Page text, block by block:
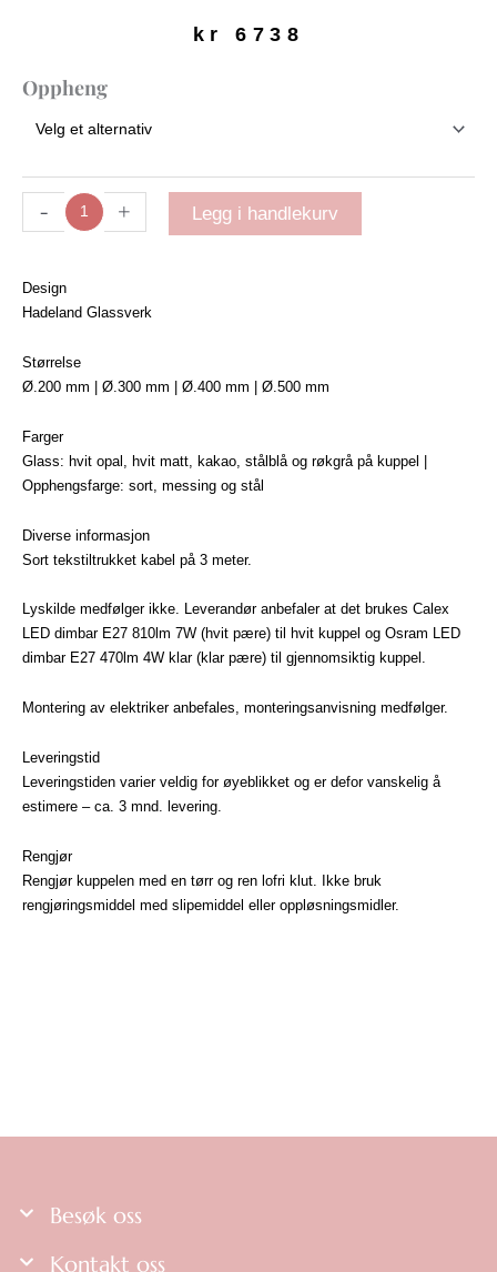
kr 6738
Oppheng
-
Arkivlampe
mm
Røkgrå
antall
+ Legg i handlekurv
Design
Hadeland Glassverk
Størrelse
Ø.200 mm | Ø.300 mm | Ø.400 mm | Ø.500 mm
Farger
Glass: hvit opal, hvit matt, kakao, stålblå og røkgrå på kuppel |
Opphengsfarge: sort, messing og stål
Diverse informasjon
Sort tekstiltrukket kabel på 3 meter.
Lyskilde medfølger ikke. Leverandør anbefaler at det brukes Calex
LED dimbar E27 810lm 7W (hvit pære) til hvit kuppel og Osram LED
dimbar E27 470lm 4W klar (klar pære) til gjennomsiktig kuppel.
Montering av elektriker anbefales, monteringsanvisning medfølger.
Leveringstid
Leveringstiden varier veldig for øyeblikket og er defor vanskelig å
estimere – ca. 3 mnd. levering.
Rengjør
Rengjør kuppelen med en tørr og ren lofri klut. Ikke bruk
rengjøringsmiddel med slipemiddel eller oppløsningsmidler.
Besøk oss
Kontakt oss